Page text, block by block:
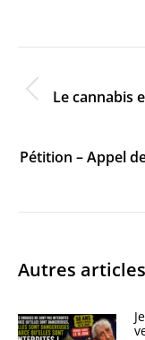
Navigation
commentaire
Le cannabis
Pétition – Appel
Autres articles